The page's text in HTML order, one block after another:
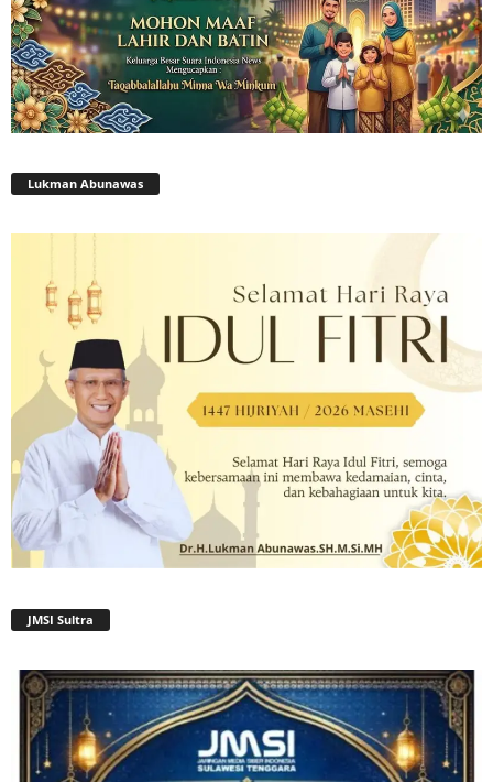
Lukman Abunawas
JMSI Sultra